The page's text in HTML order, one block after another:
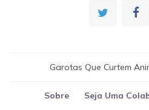
Garotas Que Curtem
Sobre Seja Uma